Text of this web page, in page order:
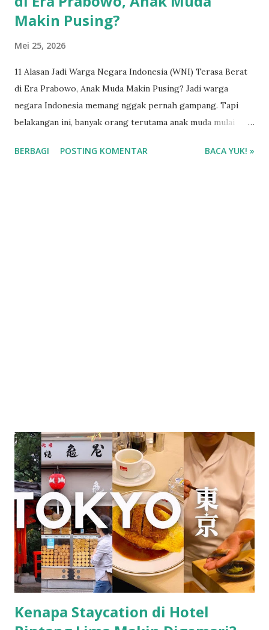
Makin Pusing?
Mei 25, 2026
11 Alasan Jadi Warga Negara Indonesia (WNI) Terasa Berat
di Era Prabowo, Anak Muda Makin Pusing? Jadi warga
negara Indonesia memang nggak pernah gampang. Tapi
belakangan ini, banyak orang terutama anak muda mulai
pokok yang naik, susah cari kerja, sampai tekanan sosial
BERBAGI POSTING KOMENTAR BACA YUK! »
Kenapa Staycation di Hotel